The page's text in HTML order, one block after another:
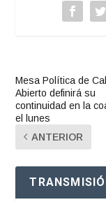
Mesa Política de
Abierto definirá su
continuidad en la
el lunes
ANTERIOR